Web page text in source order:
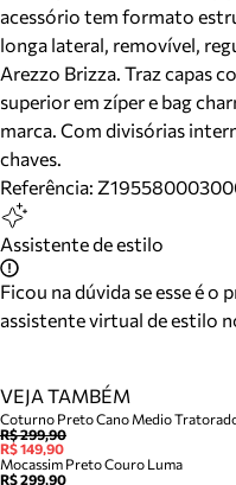
acessório tem formato
longa lateral, removível,
Arezzo Brizza. Traz capas
superior em zíper e bag
marca. Com divisórias
chaves.
Referência:
Assistente de estilo
Ficou na dúvida se esse é o
assistente virtual de estilo
VEJA TAMBÉM
Coturno Preto Cano Medio
R$ 299,90
R$ 149,90
Mocassim Preto Couro Luma
R$ 299,90